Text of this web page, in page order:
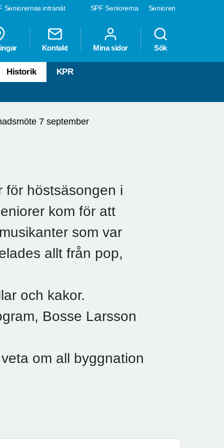
SPF Seniorerna Senioren
Seniorernas intranät
Kontakt Mina sidor Sök
Historik KPR
7 september
för höstsäsongen i
kom för att
som var
allt från pop,
och kakor.
Bosse Larsson
om all byggnation